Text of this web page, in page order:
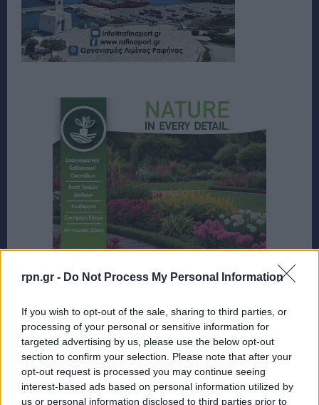
rpn.gr - Do Not Process My Personal Information
If you wish to opt-out of the sale, sharing to third parties, or
processing of your personal or sensitive information for
targeted advertising by us, please use the below opt-out
section to confirm your selection. Please note that after your
opt-out request is processed you may continue seeing
interest-based ads based on personal information utilized by
us or personal information disclosed to third parties prior to